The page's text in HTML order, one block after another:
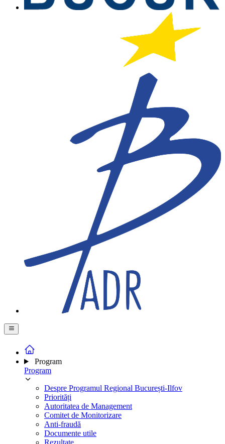
Program
Program
Despre Programul Regional București-Ilfov
Priorități
Autoritatea de Management
Comitet de Monitorizare
Anti-fraudă
Documente utile
Rezultate